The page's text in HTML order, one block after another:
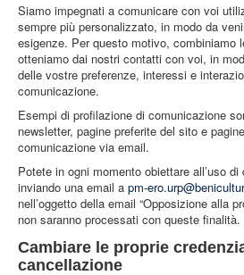
Siamo impegnati a comunicare con voi
sempre più personalizzato, in modo da
esigenze. Per questo motivo, combiniamo
otteniamo dai nostri contatti con voi, in
delle vostre preferenze, interessi e
comunicazione.
Esempi di profilazione di comunicazione
newsletter, pagine preferite del sito e
comunicazione via email.
Potete in ogni momento obiettare all’uso
inviando una email a pm-
nell’oggetto della email “Opposizione alla
non saranno processati con queste finalità.
Cambiare le proprie
cancellazione